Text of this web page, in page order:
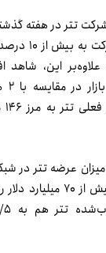
تتر در هفته
افزایش
عرضه تتر در
بار در هفته قبل به بیش